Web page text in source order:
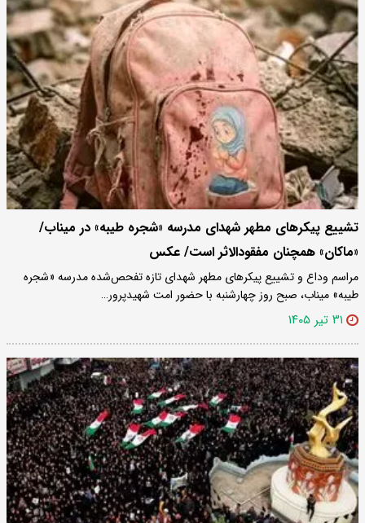
تشییع پیکرهای مطهر شهدای مدرسه «شجره طیبه» در میناب/
«ماکان» همچنان مفقودالاثر است/ عکس
مراسم وداع و تشییع پیکرهای مطهر شهدای تازه تفحص‌شده مدرسه «شجره
طیبه» میناب، صبح روز چهارشنبه با حضور امت شهیدپرور…
۳۱ تیر ۱۴۰۵